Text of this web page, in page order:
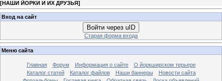
[НАШИ ЙОРКИ И ИХ ДРУЗЬЯ]
Вход на сайт
Войти через uID
Старая форма входа
Меню сайта
Главная Форум Информация о сайте
О йоркширском терьере
Каталог статей
Каталог файлов Наши баннеры
Новости сайта